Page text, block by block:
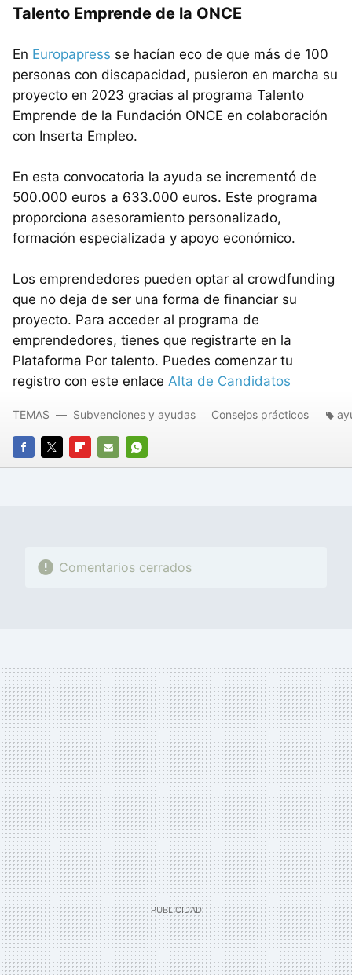
Talento Emprende de la ONCE
En Europapress se hacían eco de que más de 100
personas con discapacidad, pusieron en marcha su
proyecto en 2023 gracias al programa Talento
Emprende de la Fundación ONCE en colaboración
con Inserta Empleo.
En esta convocatoria la ayuda se incrementó de
500.000 euros a 633.000 euros. Este programa
proporciona asesoramiento personalizado,
formación especializada y apoyo económico.
Los emprendedores pueden optar al crowdfunding
que no deja de ser una forma de financiar su
proyecto. Para acceder al programa de
emprendedores, tienes que registrarte en la
Plataforma Por talento. Puedes comenzar tu
registro con este enlace Alta de Candidatos
FACEBOOK
TWITTERFLIPBOARD
E-
WHATSAPP
TEMAS Subvenciones y ayudas Consejos prácticos
Comentarios cerrados